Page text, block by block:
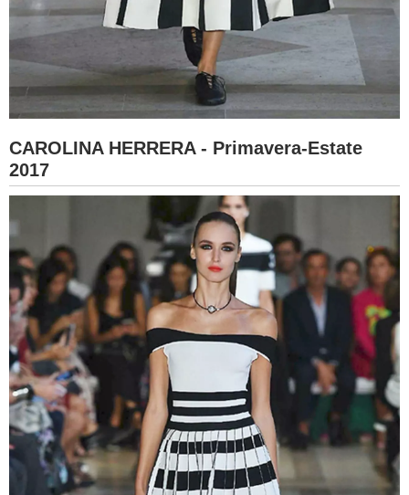
CAROLINA HERRERA - Primavera-Estate
2017